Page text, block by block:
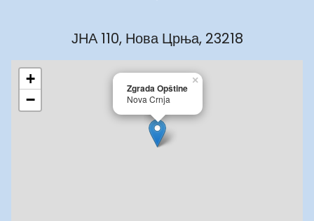
ЈНА 110, Нова Црња, 23218
Zgrada Opštine
Nova Crnja
×
+
−